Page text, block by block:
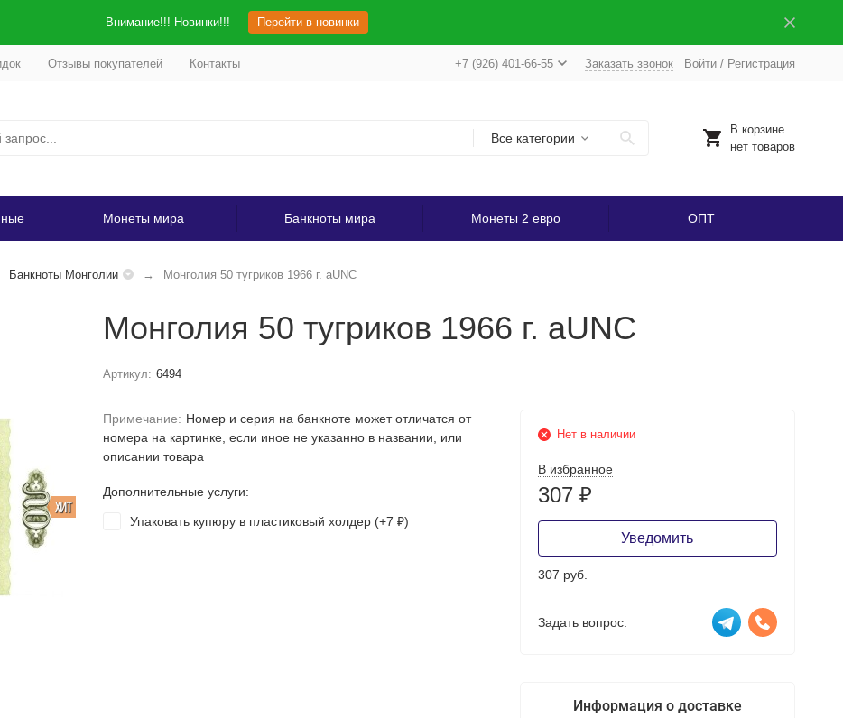
Внимание!!! Новинки!!! Перейти в новинки
Отзывы покупателей Контакты +7 (926) 401-66-55 Заказать звонок Войти/ Регистрация
Все категории
В корзине
нет товаров
Монеты мира Банкноты мира Монеты 2 евро ОПТ
Банкноты Монголии Монголия 50 тугриков 1966 г. аUNC
ХИТ
Монголия 50 тугриков 1966 г. аUNC
Артикул: 6494
Примечание: Номер и серия на банкноте может отличатся от
номера на картинке, если иное не указанно в названии, или
описании товара
Дополнительные услуги:
Упаковать купюру в пластиковый холдер (+7 ₽)
Нет в наличии
В избранное
307 ₽
Уведомить
307 руб.
Задать вопрос:
Информация о доставке